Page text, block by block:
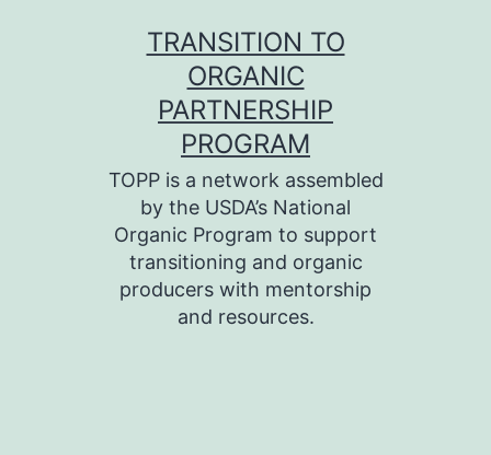
TRANSITION TO
ORGANIC
PARTNERSHIP
PROGRAM
TOPP is a network assembled
by the USDA’s National
Organic Program to support
transitioning and organic
producers with mentorship
and resources.